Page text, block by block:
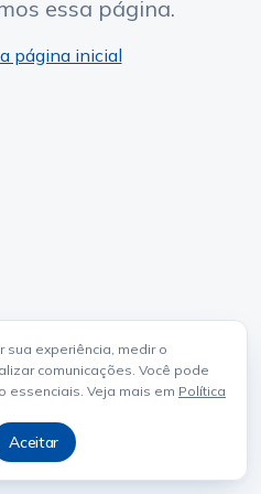
sua experiência, medir o
comunicações. Você pode
essenciais. Veja mais em Política
Aceitar
essa página.
página inicial